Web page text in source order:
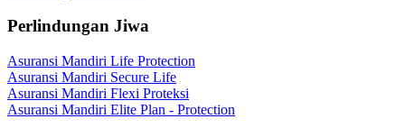
Perlindungan Jiwa
Asuransi Mandiri Life Protection
Asuransi Mandiri Secure Life
Asuransi Mandiri Flexi Proteksi
Asuransi Mandiri Elite Plan - Protection